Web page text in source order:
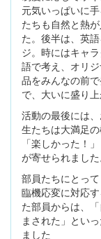
元気いっぱいに
たちも自然と熱
た。後半は、英
ジ。時にはキャ
語で考え、オリ
品をみんなの前
で、大いに盛り上
活動の最後には
生たちは大満足
「楽しかった！
が寄せられました
部員たちにとっ
臨機応変に対応
た部員からは、
まされた」とい
ました